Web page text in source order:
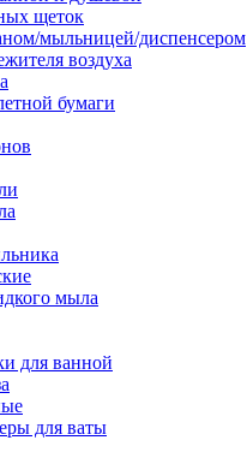
щеток
мыльницей/диспенсером
воздуха
бумаги
мыла
для ванной
для ваты